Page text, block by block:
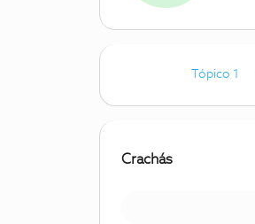
Tópico 1
Crachás